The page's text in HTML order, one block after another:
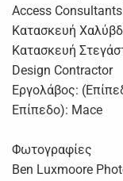
Access
Κατασκευή
Κατασκευή
Design Contractor
Εργολάβος:
Επίπεδο): Mace
Φωτογραφίες
Ben Luxmoore